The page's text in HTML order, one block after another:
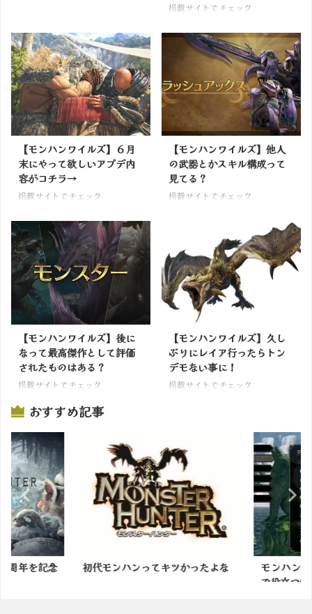
掲載サイトでチェック
【モンハンワイルズ】６月
末にやって欲しいアプデ内
容がコチラ→
掲載サイトでチェック
【モンハンワイルズ】他人
の武器とかスキル構成って
見てる？
掲載サイトでチェック
【モンハンワイルズ】後に
なって最高傑作として評価
されたものはある？
掲載サイトでチェック
【モンハンワイルズ】久し
ぶりにレイア行ったらトン
デモない事に！
掲載サイトでチェック
おすすめ記事
周年を記念
初代モンハンってキツかったよな
モンハン
で役立つ